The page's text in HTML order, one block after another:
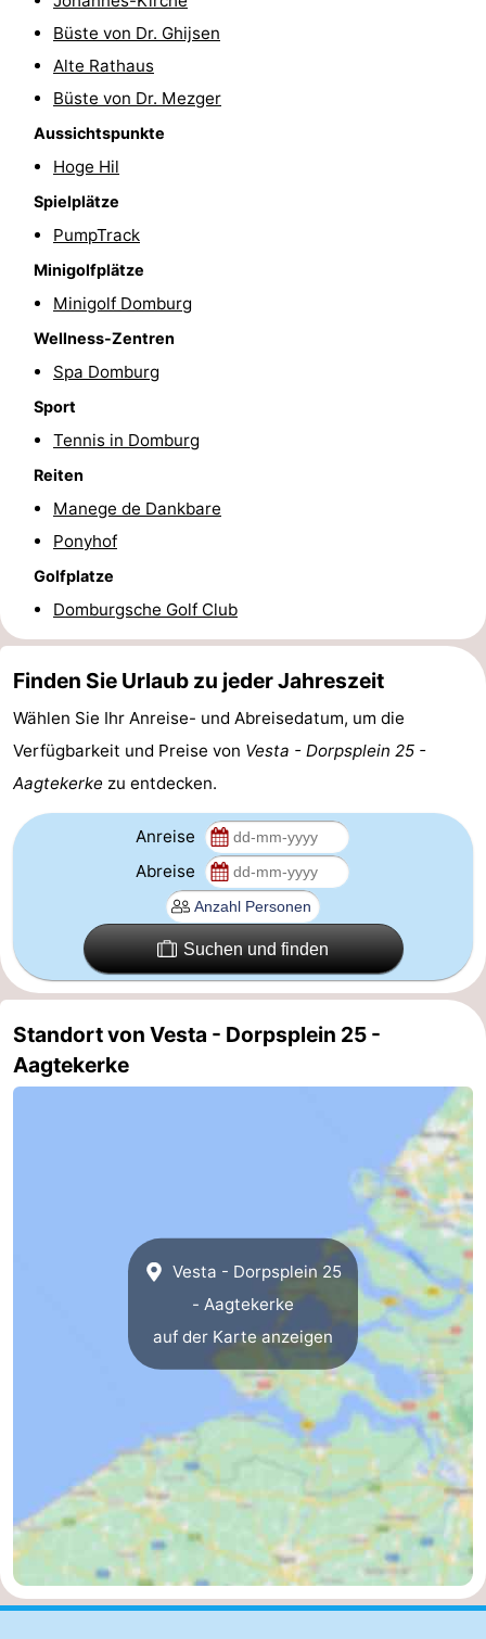
Route
Parken
Reisebuchshop
Medizin
Adressen
Region
Zeeland
Schouwen-
Duiveland
Brouwershaven
Bruinisse
Zierikzee
Natur
Oosterschelde
Burgh
Haamstede
-
Natur
van
Walcheren
Veere
Natur
Mantelingen
-
Zoutelande
-
Natur
Het
Zwin
Wetter
Kontakt
Büste von Dr. Ghijsen
Alte Rathaus
Büste von Dr. Mezger
Aussichtspunkte
Hoge Hil
Spielplätze
PumpTrack
Minigolfplätze
Minigolf Domburg
Wellness-Zentren
Spa Domburg
Sport
Tennis in Domburg
Reiten
Manege de Dankbare
Ponyhof
Golfplatze
Domburgsche Golf Club
Finden Sie Urlaub zu jeder Jahreszeit
Wählen Sie Ihr Anreise- und Abreisedatum, um die
Verfügbarkeit und Preise von Vesta - Dorpsplein 25 -
Aagtekerke zu entdecken.
Anreise
Abreise
Suchen und finden
Standort von Vesta - Dorpsplein 25 -
Aagtekerke
Vesta - Dorpsplein 25
- Aagtekerke
auf der Karte anzeigen